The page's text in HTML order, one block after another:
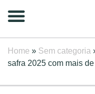
Home » Sem categoria
safra 2025 com mais